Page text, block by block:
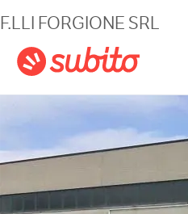
Magazine
F.LLI FORGIONE SRL